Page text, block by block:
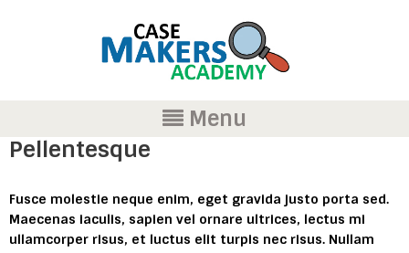
Menu
Pellentesque
Fusce molestie neque enim, eget gravida justo porta sed.
Maecenas iaculis, sapien vel ornare ultrices, lectus mi
ullamcorper risus, et luctus elit turpis nec risus. Nullam